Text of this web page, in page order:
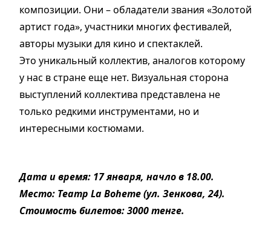
композиции. Они – обладатели звания «Золотой
артист года», участники многих фестивалей,
авторы музыки для кино и спектаклей.
Это уникальный коллектив, аналогов которому
у нас в стране еще нет. Визуальная сторона
выступлений коллектива представлена не
только редкими инструментами, но и
интересными костюмами.
Дата и время: 17 января, начло в 18.00.
Место: Театр La Boheme (ул. Зенкова, 24).
Стоимость билетов: 3000 тенге.